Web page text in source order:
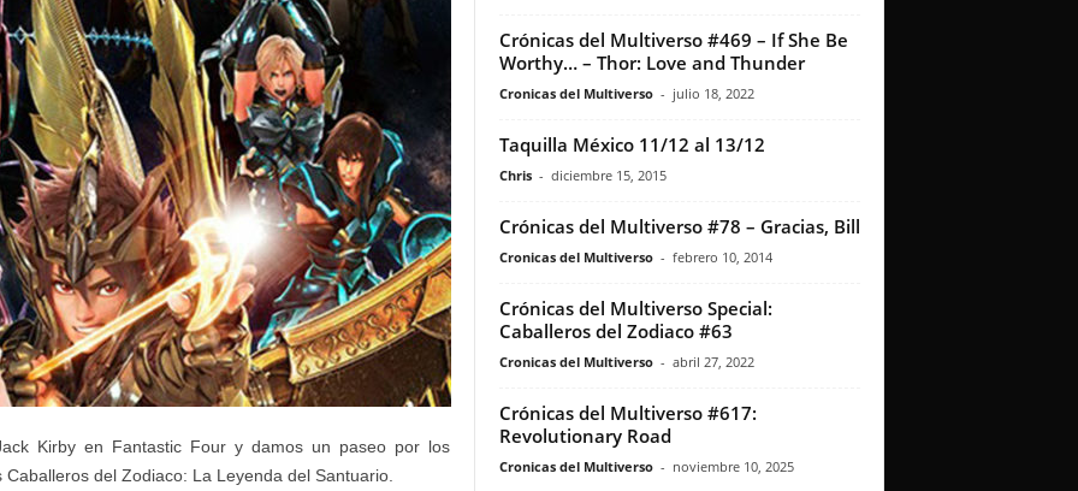
Kirby en Fantastic Four y damos un paseo por los
del Zodiaco: La Leyenda del Santuario.
Crónicas del Multiverso #469 – If She Be
Worthy… – Thor: Love and Thunder
Cronicas del Multiverso - julio 18, 2022
Taquilla México 11/12 al 13/12
Chris - diciembre 15, 2015
Crónicas del Multiverso #78 – Gracias, Bill
Cronicas del Multiverso - febrero 10, 2014
Crónicas del Multiverso Special:
Caballeros del Zodiaco #63
Cronicas del Multiverso - abril 27, 2022
Crónicas del Multiverso #617:
Revolutionary Road
Cronicas del Multiverso - noviembre 10, 2025